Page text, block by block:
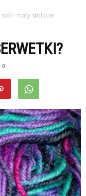
i maty stołowe
0